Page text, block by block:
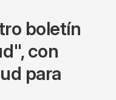
boletín
con
para